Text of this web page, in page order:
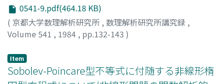
0541-9.pdf(464.18 KB)
( 京都大学数理解析研究所 , 数理解析研究所講究録 ,
Volume 541 , 1984 , pp.132-143 )
Item
Sobolev-Poincare型不等式に付随する非線形楕